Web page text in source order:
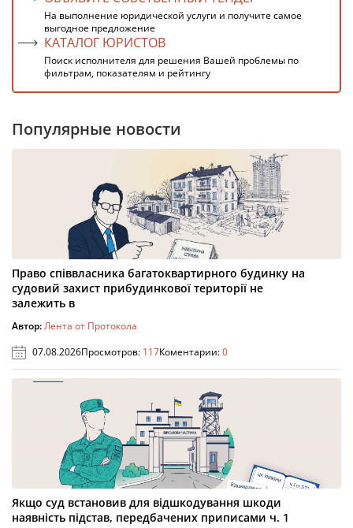
На выполнение юридической услуги и получите самое
выгодное предложение
КАТАЛОГ ЮРИСТОВ
Поиск исполнителя для решения Вашей проблемы по
фильтрам, показателям и рейтингу
Популярные новости
Право співвласника багатоквартирного будинку на
судовий захист прибудинкової території не
залежить в
Автор:Лента от Протокола
07.08.2026Просмотров: 117Коментарии:0
Якщо суд встановив для відшкодування шкоди
наявність підстав, передбачених приписами ч. 1